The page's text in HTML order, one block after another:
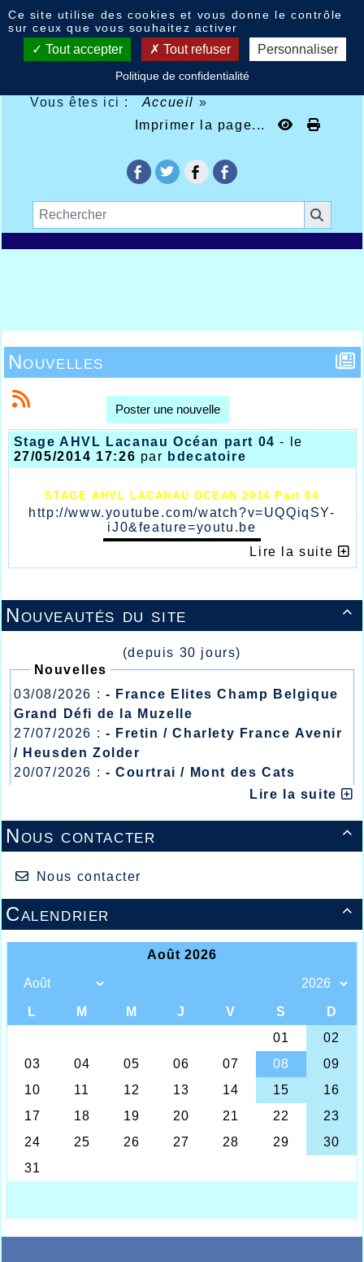
Vous êtes ici : Accueil »
Imprimer la page...

Nouveautés du site
(depuis 30 jours)
Nouvelles
03/08/2026 : - France Elites Champ Belgique
Grand Défi de la Muzelle
27/07/2026 : - Fretin / Charlety France Avenir
/ Heusden Zolder
20/07/2026 : - Courtrai / Mont des Cats
- Lyon / Meeting Abeilles /Lire la suite

Nous contacter
Nous contacter

Calendrier
Nouvelles
Poster une nouvelle
Stage AHVL Lacanau Océan part 04 - le
27/05/2014 17:26 par bdecatoire
STAGE AHVL LACANAU OCEAN 2014 Part 04
http://www.youtube.com/watch?v=UQQiqSY-
iJ0&feature=youtu.be
Lire la suite
Ce site utilise des cookies et vous donne le contrôle
sur ceux que vous souhaitez activer
Tout accepter Tout refuser Personnaliser
Politique de confidentialité